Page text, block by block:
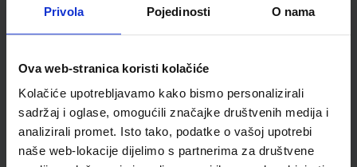
Privola Pojedinosti O nama
Ova web-stranica koristi kolačiće
Kolačiće upotrebljavamo kako bismo personalizirali
sadržaj i oglase, omogućili značajke društvenih medija i
analizirali promet. Isto tako, podatke o vašoj upotrebi
naše web-lokacije dijelimo s partnerima za društvene
Autor(i):Blaženka Rihter Karmen Toić Dlačić
Nakladnik:ALFA d.d.
SKU:567183 CIJENA:9,50 €
ŠIFRA OMOTA: 500160
Udžbenik Omot